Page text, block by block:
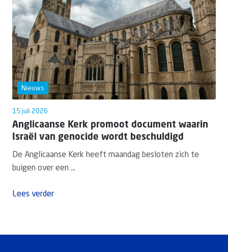
Nieuws
15 juli 2026
Anglicaanse Kerk promoot document waarin
Israël van genocide wordt beschuldigd
De Anglicaanse Kerk heeft maandag besloten zich te
buigen over een ...
Lees verder